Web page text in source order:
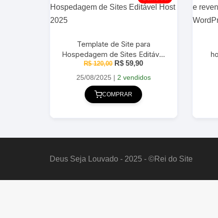
Template de Site para
Hospedagem de Sites Editável
Host 2025
R$120,00 O
original
era:
R$ 120,00.
R$ 59,90O
atual
25/08/2025 | 2 vendidos
COMPRAR
Deus Seja Louvado - 2025 - ©Rei do Site